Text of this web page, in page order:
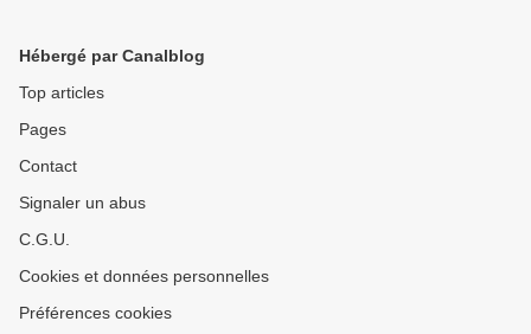
Hébergé par Canalblog
Top articles
Pages
Contact
Signaler un abus
C.G.U.
Cookies et données personnelles
Préférences cookies